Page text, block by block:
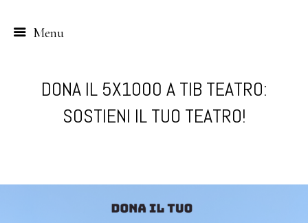
Menu
content
DONA IL 5X1000 A TIB TEATRO:
SOSTIENI IL TUO TEATRO!